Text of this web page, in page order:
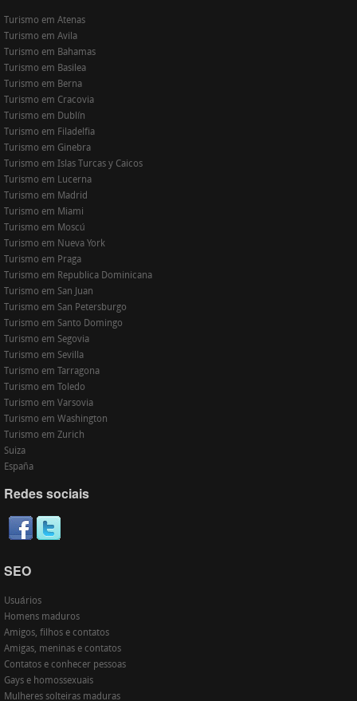
Turismo em Atenas
Turismo em Avila
Turismo em Bahamas
Turismo em Basilea
Turismo em Berna
Turismo em Cracovia
Turismo em Dublín
Turismo em Filadelfia
Turismo em Ginebra
Turismo em Islas Turcas y Caicos
Turismo em Lucerna
Turismo em Madrid
Turismo em Miami
Turismo em Moscú
Turismo em Nueva York
Turismo em Praga
Turismo em Republica Dominicana
Turismo em San Juan
Turismo em San Petersburgo
Turismo em Santo Domingo
Turismo em Segovia
Turismo em Sevilla
Turismo em Tarragona
Turismo em Toledo
Turismo em Varsovia
Turismo em Washington
Turismo em Zurich
Suiza
España
Redes sociais
SEO
Usuários
Homens maduros
Amigos, filhos e contatos
Amigas, meninas e contatos
Contatos e conhecer pessoas
Gays e homossexuais
Mulheres solteiras maduras